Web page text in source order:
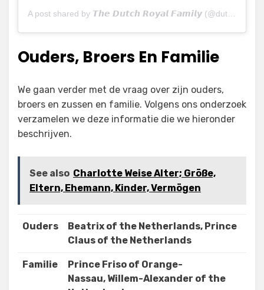
Ouders, Broers En Familie
We gaan verder met de vraag over zijn ouders,
broers en zussen en familie. Volgens ons onderzoek
verzamelen we deze informatie die we hieronder
beschrijven.
See also Charlotte Weise Alter; Größe,
Eltern, Ehemann, Kinder, Vermögen
Ouders
Beatrix of the Netherlands, Prince
Claus of the Netherlands
Familie
Prince Friso of Orange-
Nassau, Willem-Alexander of the